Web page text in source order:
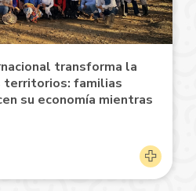
transforma la
territorios: familias
su economía mientras